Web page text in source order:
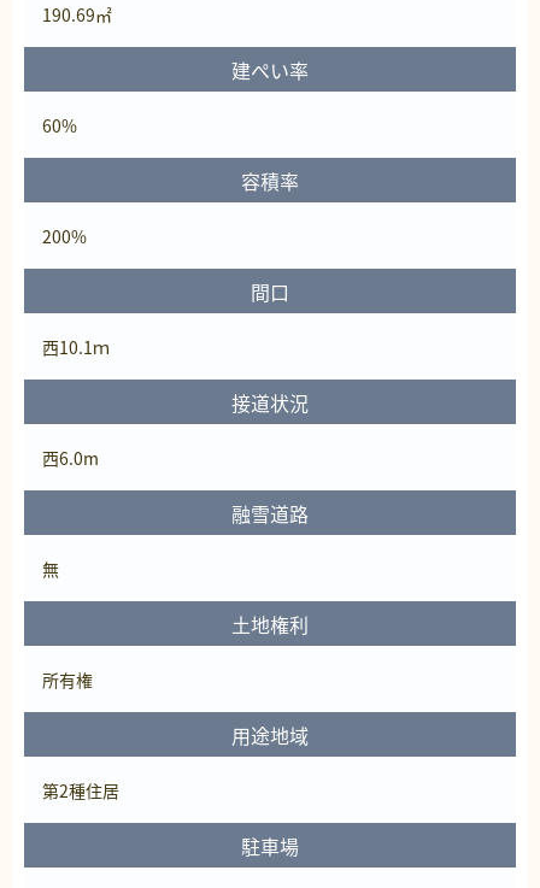
190.69㎡
建ぺい率
60%
容積率
200%
間口
西10.1ｍ
接道状況
西6.0m
融雪道路
無
土地権利
所有権
用途地域
第2種住居
駐車場